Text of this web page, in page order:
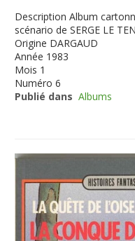
Description Album
scénario de SERGE LE
Origine DARGAUD
Année 1983
Mois 1
Numéro 6
Publié dans Albums